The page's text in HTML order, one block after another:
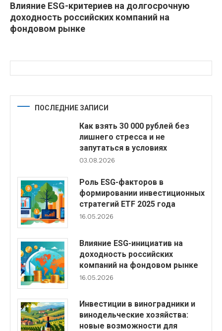
Влияние ESG-критериев на долгосрочную
доходность российских компаний на
фондовом рынке
ПОСЛЕДНИЕ ЗАПИСИ
Как взять 30 000 рублей без
лишнего стресса и не
запутаться в условиях
03.08.2026
Роль ESG-факторов в
формировании инвестиционных
стратегий ETF 2025 года
16.05.2026
Влияние ESG-инициатив на
доходность российских
компаний на фондовом рынке
16.05.2026
Инвестиции в виноградники и
винодельческие хозяйства:
новые возможности для